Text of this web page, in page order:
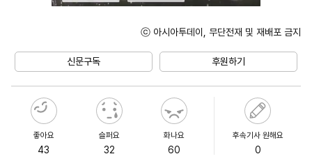
ⓒ 아시아투데이, 무단전재 및 재배포 금지
신문구독 후원하기
좋아요
43
슬퍼요
32
화나요
60
후속기사 원해요
0